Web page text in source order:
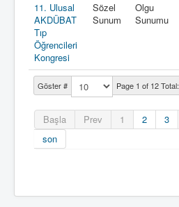
Göster # Page 1 of 12
Başla Prev 1 2 3
son
11. Ulusal
AKDÜBAT
Tıp
Öğrencileri
Kongresi
Sözel
Sunum
Olgu
Sunumu